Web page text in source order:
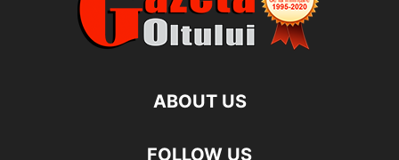
ABOUT US
FOLLOW US